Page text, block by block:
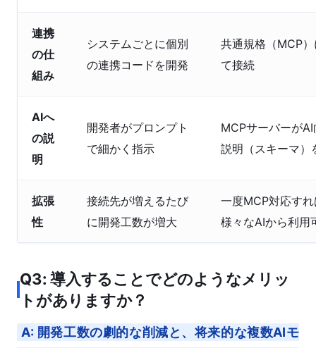
連携
の仕
組み
システムごとに個別
の連携コードを開発
共通規格（MCP
て接続
AIへ
の説
明
開発者がプロンプト
で細かく指示
MCPサーバーが
説明（スキーマ）
拡張
性
接続先が増えるたび
に開発工数が増大
一度MCP対応す
様々なAIから利用
Q3: 導入することでどのようなメリッ
トがありますか？
A: 開発工数の劇的な削減と、将来的な複数AIモ